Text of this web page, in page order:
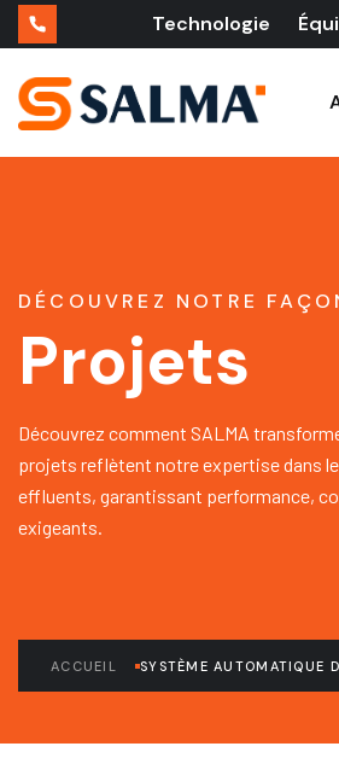
Technologie
DÉCOUVREZ NOTRE
Projets
Découvrez comment SALMA
projets reflètent notre expertise dans
effluents, garantissant performance,
exigeants.
ACCUEIL SYSTÈME AUTOMATIQUE